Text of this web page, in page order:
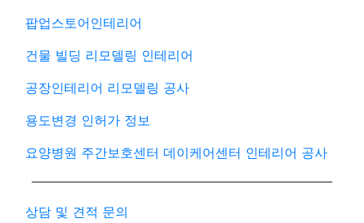
팝업스토어인테리어
건물 빌딩 리모델링 인테리어
공장인테리어 리모델링 공사
용도변경 인허가 정보
요양병원 주간보호센터 데이케어센터 인테리어 공사
상담 및 견적 문의